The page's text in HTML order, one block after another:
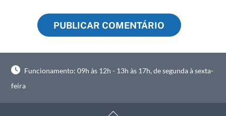
Funcionamento: 09h às 12h - 13h às 17h, de segunda à sexta-
feira
Back